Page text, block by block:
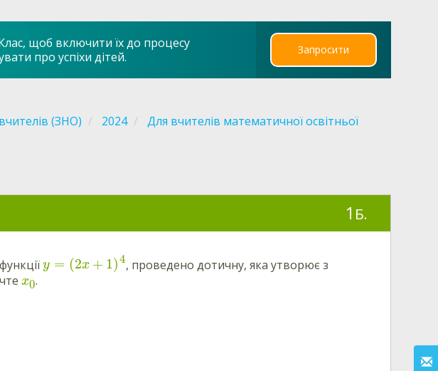
щоб включити їх до процесу
про успіхи дітей.
Запросити
(ЗНО) 2024
Для вчителів математичної освітньої
1 Б.
y = (2x + 1)4, проведено дотичну, яка утворює з
x0.